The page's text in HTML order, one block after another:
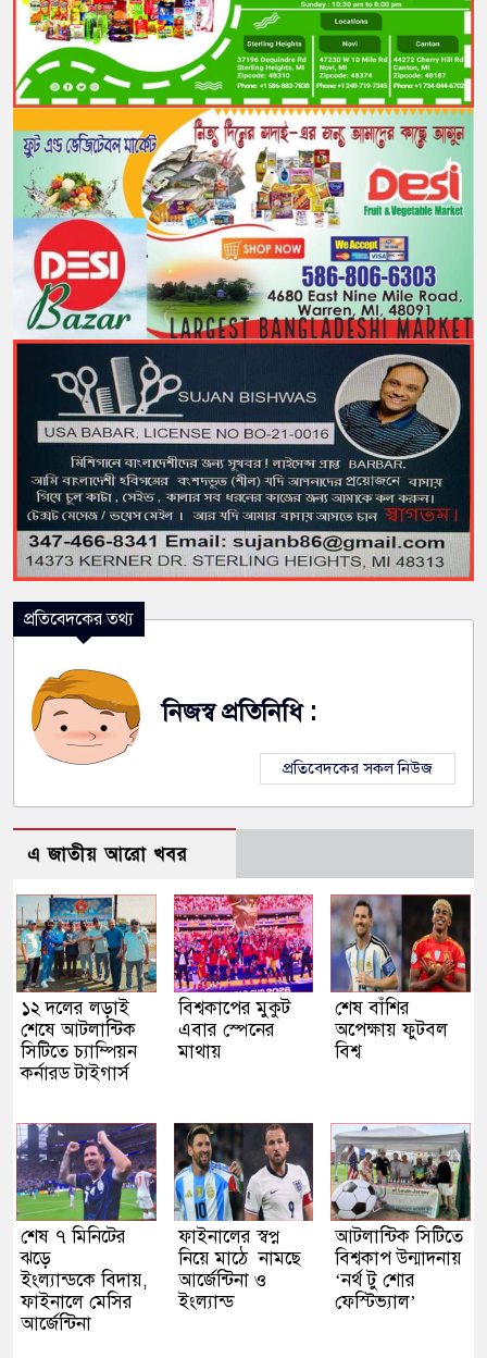
প্রতিবেদকের তথ্য
নিজস্ব প্রতিনিধি :
প্রতিবেদকের সকল নিউজ
এ জাতীয় আরো খবর
১২ দলের লড়াই
শেষে আটলান্টিক
সিটিতে চ্যাম্পিয়ন
কর্নারড টাইগার্স
বিশ্বকাপের মুকুট
এবার স্পেনের
মাথায়
শেষ বাঁশির
অপেক্ষায় ফুটবল
বিশ্ব
শেষ ৭ মিনিটের
ঝড়ে
ইংল্যান্ডকে বিদায়,
ফাইনালে মেসির
আর্জেন্টিনা
ফাইনালের স্বপ্ন
নিয়ে মাঠে নামছে
আর্জেন্টিনা ও
ইংল্যান্ড
আটলান্টিক সিটিতে
বিশ্বকাপ উন্মাদনায়
‘নর্থ টু শোর
ফেস্টিভ্যাল’